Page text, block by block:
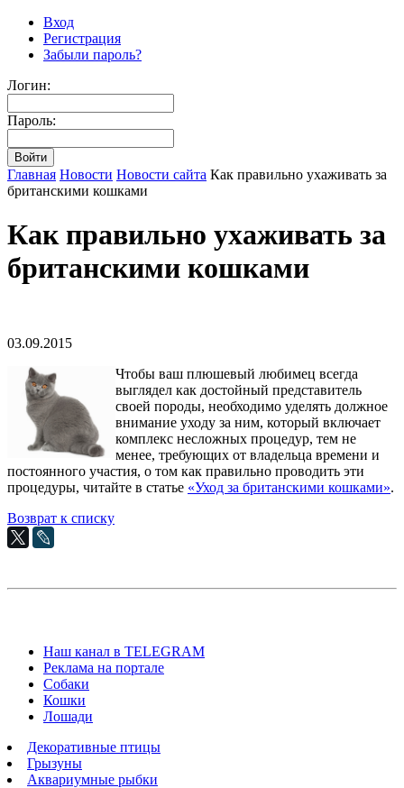
Вход
Регистрация
Забыли пароль?
Логин:
Пароль:
Главная Новости Новости сайта Как правильно ухаживать за
британскими кошками
Как правильно ухаживать за
британскими кошками
03.09.2015
Чтобы ваш плюшевый любимец всегда
выглядел как достойный представитель
своей породы, необходимо уделять должное
внимание уходу за ним, который включает
комплекс несложных процедур, тем не
менее, требующих от владельца времени и
постоянного участия, о том как правильно проводить эти
процедуры, читайте в статье «Уход за британскими кошками».
Возврат к списку
Наш канал в TELEGRAM
Реклама на портале
Собаки
Кошки
Лошади
Декоративные птицы
Грызуны
Аквариумные рыбки